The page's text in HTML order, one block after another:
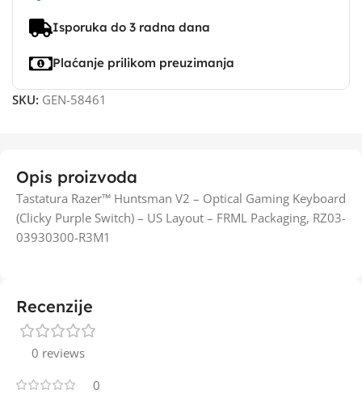
Isporuka do 3 radna dana
Plaćanje prilikom preuzimanja
SKU: GEN-58461
Opis proizvoda
Tastatura Razer™ Huntsman V2 – Optical Gaming Keyboard
(Clicky Purple Switch) – US Layout – FRML Packaging, RZ03-
03930300-R3M1
Recenzije
0 reviews
0